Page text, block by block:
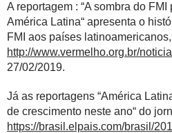
A reportagem : “A sombra do
América Latina“ apresenta o
FMI aos países
http://www.vermelho.org.br/
27/02/2019.
Já as reportagens “América
de crescimento neste ano“ do
https://brasil.elpais.com/brasil/